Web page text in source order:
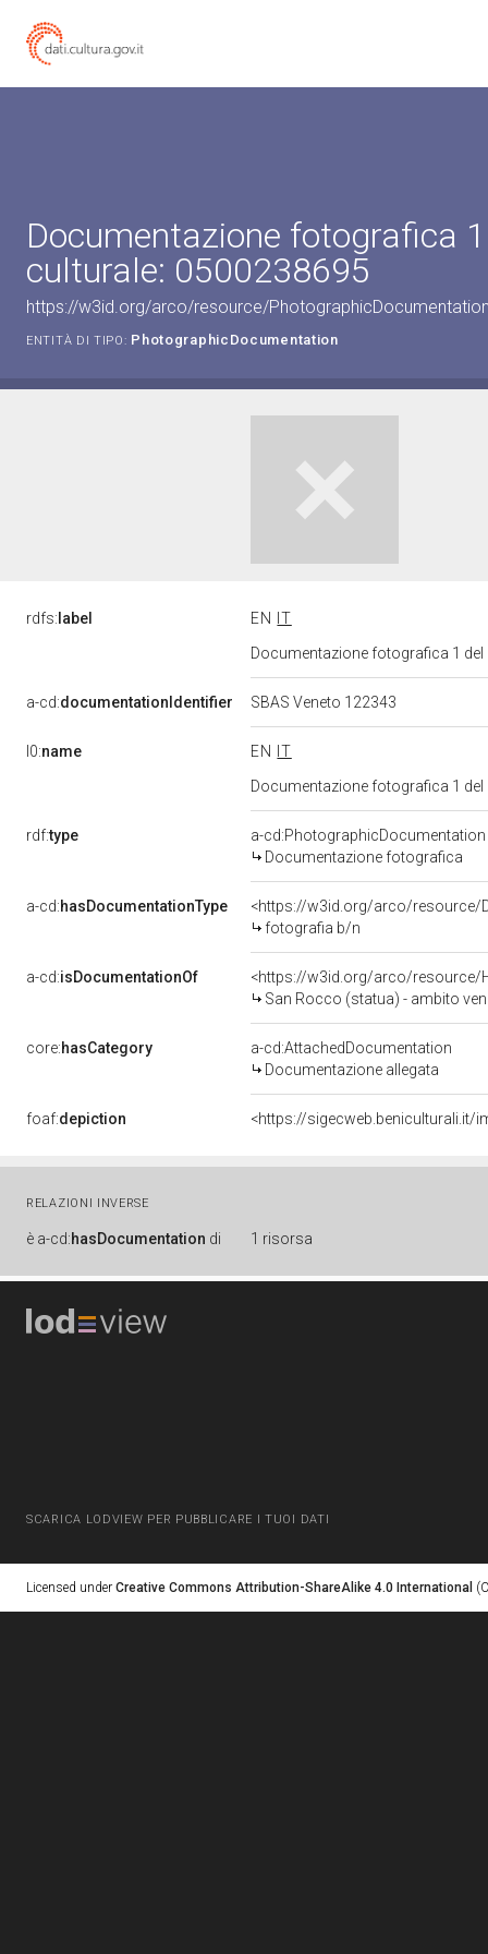
Documentazione fotografica
culturale: 0500238695
https://w3id.org/arco/resource/
ENTITÀ DI TIPO: PhotographicDocumentation
rdfs: label EN
IT
Documentazione fotografica 1
a-cd:documentationIdentifier SBAS Veneto 122343
l0:name EN
IT
Documentazione fotografica 1
rdf:type
a-cd:PhotographicDocumentation
Documentazione fotografica
a-cd:hasDocumentationType
<https://w3id.org/arco/resource/
fotografia b/n
a-cd:isDocumentationOf
<https://w3id.org/arco/resource/
San Rocco (statua) - ambito
core:hasCategory
a-cd:AttachedDocumentation
Documentazione allegata
foaf:depiction <https://sigecweb.beniculturali.it/
RELAZIONI INVERSE
è a-cd:hasDocumentation di 1 risorsa
SCARICA LODVIEW PER PUBBLICARE I TUOI DATI
Licensed under Creative Commons Attribution-ShareAlike 4.0 International